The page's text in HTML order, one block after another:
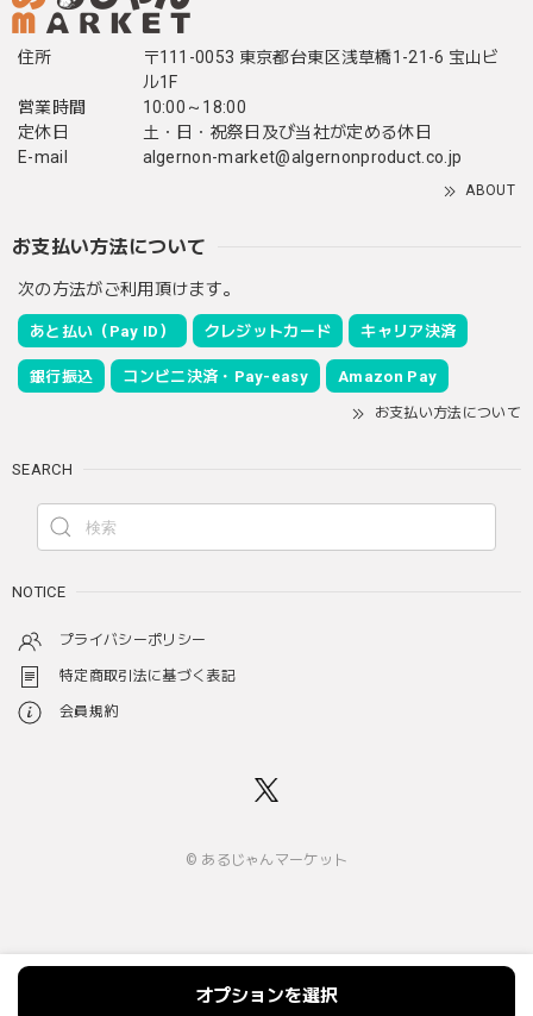
住所
〒111-0053 東京都台東区浅草橋1-21-6 宝山ビ
ル1F
営業時間
10:00～18:00
定休日
土・日・祝祭日及び当社が定める休日
E-mail
algernon-market@algernonproduct.co.jp
ABOUT
お支払い方法について
次の方法がご利用頂けます。
あと払い（Pay ID） クレジットカード キャリア決済
銀行振込 コンビニ決済・Pay-easy Amazon Pay
お支払い方法について
SEARCH
NOTICE
プライバシーポリシー
特定商取引法に基づく表記
会員規約
© あるじゃんマーケット
オプションを選択